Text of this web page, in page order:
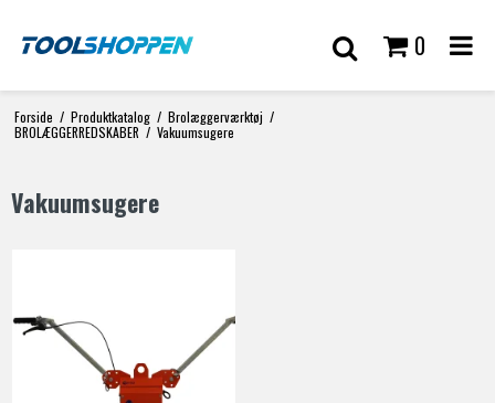
0
Forside / Produktkatalog / Brolæggerværktøj /
BROLÆGGERREDSKABER / Vakuumsugere
Vakuumsugere